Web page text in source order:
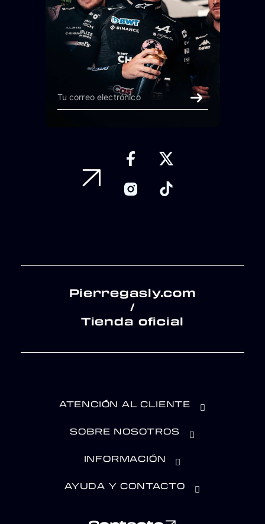
Pierregasly.com
/
Tienda oficial
ATENCIÓN AL CLIENTE
SOBRE NOSOTROS
INFORMACIÓN
AYUDA Y CONTACTO